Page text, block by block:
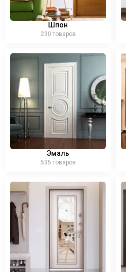
Шпон
230 товаров
Эмаль
535 товаров